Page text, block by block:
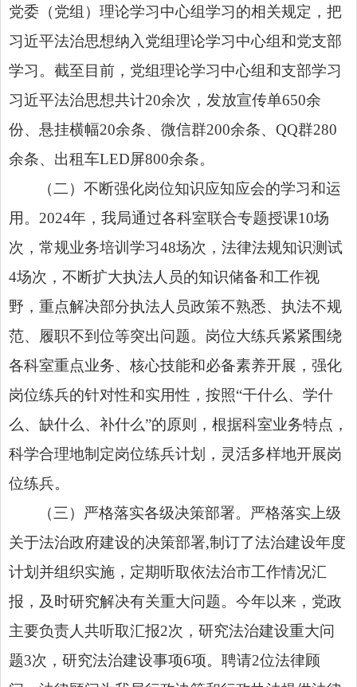
党委（党组）理论学习中心组学习的相关规定，把
习近平法治思想纳入党组理论学习中心组和党支部
学习。 截至目前 ，党组理论学习中心组和支部学习
习近平法治思想共计20余次，发放宣传单650余
份、悬挂横幅20余条、微信群200余条、QQ群280
余条、出租车LED屏800余条。
（二）不断强化岗位知识应知应会的学习和运
用。2024年，我局通过各科室联合专题授课10场
次，常规业务培训学习48场次，法律法规知识测试
4场次，不断扩大执法人员的知识储备和工作视
野，重点解决部分执法人员政策不熟悉、执法不规
范、履职不到位等突出问题。岗位大练兵紧紧围绕
各科室重点业务、核心技能和必备素养开展，强化
岗位练兵的针对性和实用性，按照“干什么、学什
么、缺什么、补什么”的原则，根据科室业务特点，
科学合理地制定岗位练兵计划， 灵活多样地开展岗
位练兵。
（三）严格落实各级决策部署。严格落实上级
关于法治政府建设的决策部署,制订了法治建设年度
计划并组织实施，定期听取依法治市工作情况汇
报，及时研究解决有关重大问题。今年以来，党政
主要负责人共听取汇报2次，研究法治建设重大问
题3次，研究法治建设事项6项。聘请2位法律顾